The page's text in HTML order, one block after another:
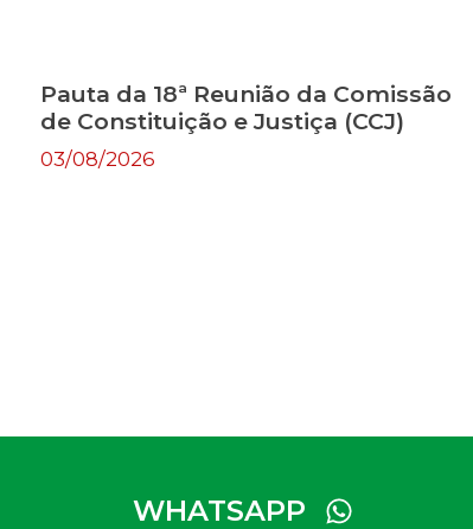
Pauta da 18ª Reunião da Comissão
de Constituição e Justiça (CCJ)
03/08/2026
WHATSAPP